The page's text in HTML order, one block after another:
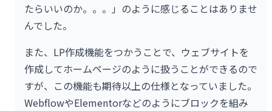
たらいいのか。。。」のように感じることはありませ
んでした。
また、LP作成機能をつかうことで、ウェブサイトを
作成してホームページのように扱うことができるので
すが、この機能も期待以上の仕様となっていました。
WebflowやElementorなどのようにブロックを組み